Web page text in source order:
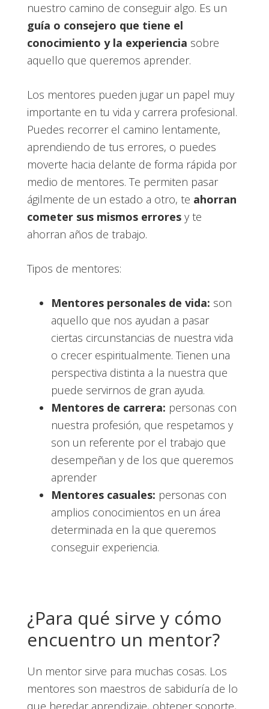
nuestro camino de conseguir algo. Es un
guía o consejero que tiene el
conocimiento y la experiencia sobre
aquello que queremos aprender.
Los mentores pueden jugar un papel muy
importante en tu vida y carrera profesional.
Puedes recorrer el camino lentamente,
aprendiendo de tus errores, o puedes
moverte hacia delante de forma rápida por
medio de mentores. Te permiten pasar
ágilmente de un estado a otro, te ahorran
cometer sus mismos erroresy te
ahorran años de trabajo.
Tipos de mentores:
Mentores personales de vida: son
aquello que nos ayudan a pasar
ciertas circunstancias de nuestra vida
o crecer espiritualmente. Tienen una
perspectiva distinta a la nuestra que
puede servirnos de gran ayuda.
Mentores de carrera: personas con
nuestra profesión, que respetamos y
son un referente por el trabajo que
desempeñan y de los que queremos
aprender
Mentores casuales: personas con
amplios conocimientos en un área
determinada en la que queremos
conseguir experiencia.
¿Para qué sirve y cómo
encuentro un mentor?
Un mentor sirve para muchas cosas. Los
mentores son maestros de sabiduría de lo